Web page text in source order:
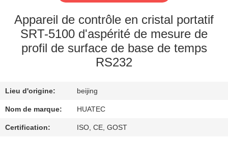
VISITE
D'USINE
QUALITÉ
CONTACTEZ-
Appareil de contrôle en cristal portatif
SRT-5100 d'aspérité de mesure de
profil de surface de base de temps
RS232
Lieu d'origine: beijing
Nom de marque: HUATEC
Certification: ISO, CE, GOST